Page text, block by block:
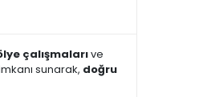
çalışmalarıve
sunarak, doğru